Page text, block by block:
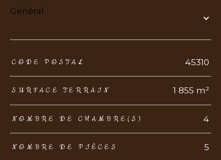
général
TRAD_ZEPHYR_Caracteristique TRAD_ZEPHYR_Valeurs
CODE POSTAL 45310
SURFACE TERRAIN 1 855 m²
NOMBRE DE CHAMBRE(S) 4
NOMBRE DE PIÈCES 5